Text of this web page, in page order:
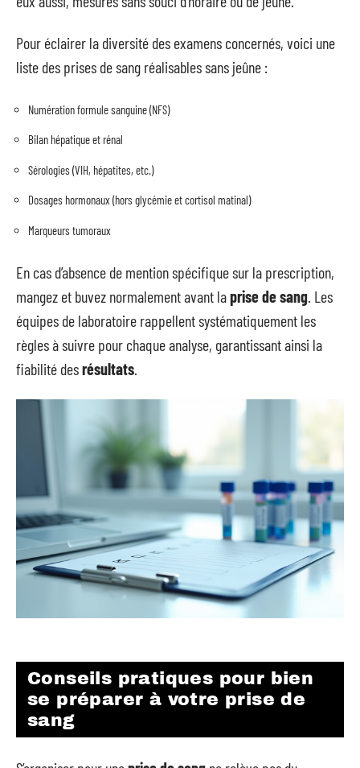
Pour éclairer la diversité des examens concernés, voici une
liste des prises de sang réalisables sans jeûne :
Numération formule sanguine (NFS)
Bilan hépatique et rénal
Sérologies (VIH, hépatites, etc.)
Dosages hormonaux (hors glycémie et cortisol matinal)
Marqueurs tumoraux
En cas d’absence de mention spécifique sur la prescription,
mangez et buvez normalement avant laprise de sang. Les
équipes de laboratoire rappellent systématiquement les
règles à suivre pour chaque analyse, garantissant ainsi la
fiabilité desrésultats.
Conseils pratiques pour bien
se préparer à votre prise de
sang